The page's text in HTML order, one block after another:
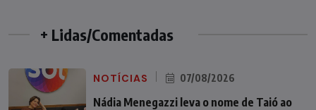
+ Lidas/Comentadas
NOTÍCIAS 07/08/2026
Nádia Menegazzi leva o nome de Taió ao